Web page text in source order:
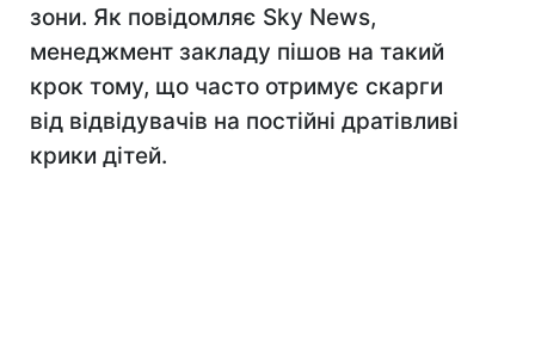
зони. Як повідомляє Sky News,
менеджмент закладу пішов на такий
крок тому, що часто отримує скарги
від відвідувачів на постійні дратівливі
крики дітей.